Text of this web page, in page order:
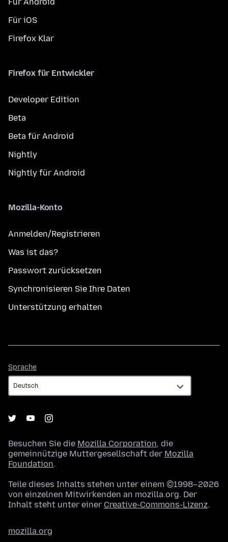
Für iOS
Firefox Klar
Firefox für Entwickler
Developer Edition
Beta
Beta für Android
Nightly
Nightly für Android
Mozilla-Konto
Anmelden/Registrieren
Was ist das?
Passwort zurücksetzen
Synchronisieren Sie Ihre Daten
Unterstützung erhalten
Sprache
Besuchen Sie die Mozilla Corporation, die
gemeinnützige Muttergesellschaft der Mozilla
Foundation.
Teile dieses Inhalts stehen unter einem ©1998–2026
von einzelnen Mitwirkenden an mozilla.org. Der
Inhalt steht unter einer Creative-Commons-Lizenz.
mozilla.org